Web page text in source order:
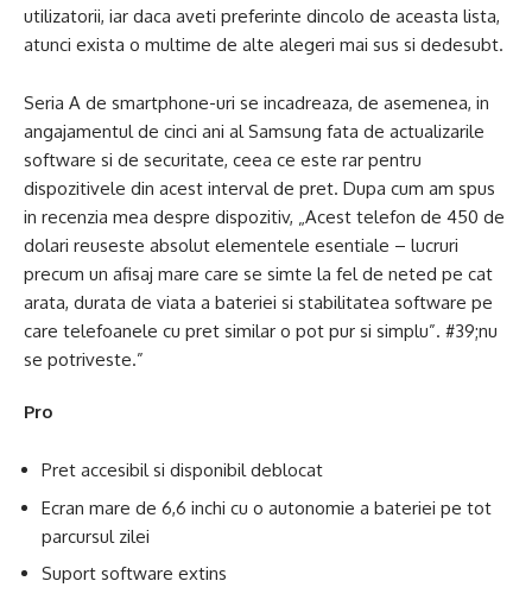
utilizatorii, iar daca aveti preferinte dincolo de aceasta lista,
atunci exista o multime de alte alegeri mai sus si dedesubt.
Seria A de smartphone-uri se incadreaza, de asemenea, in
angajamentul de cinci ani al Samsung fata de actualizarile
software si de securitate, ceea ce este rar pentru
dispozitivele din acest interval de pret. Dupa cum am spus
in recenzia mea despre dispozitiv, „Acest telefon de 450 de
dolari reuseste absolut elementele esentiale – lucruri
precum un afisaj mare care se simte la fel de neted pe cat
arata, durata de viata a bateriei si stabilitatea software pe
care telefoanele cu pret similar o pot pur si simplu”. #39;nu
se potriveste.”
Pro
Pret accesibil si disponibil deblocat
Ecran mare de 6,6 inchi cu o autonomie a bateriei pe tot
parcursul zilei
Suport software extins